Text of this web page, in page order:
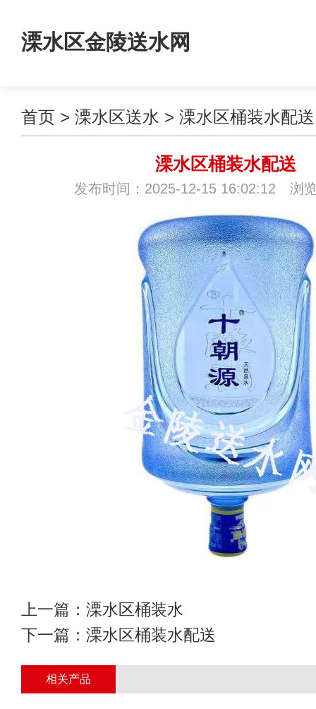
溧水区金陵送水网
首页 > 溧水区送水 > 溧水区桶装水配送
溧水区桶装水配送
发布时间：2025-12-15 16:02:12 浏
上一篇： 溧水区桶装水
下一篇： 溧水区桶装水配送
相关产品